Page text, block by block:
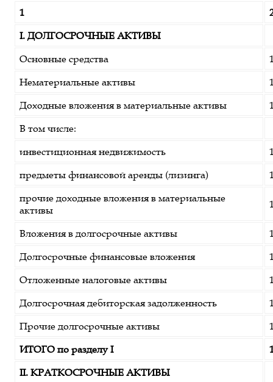
1
I. ДОЛГОСРОЧНЫЕ АКТИВЫ
Основные средства
Нематериальные активы
Доходные вложения в материальные активы
В том числе:
инвестиционная недвижимость
предметы финансовой аренды (лизинга)
прочие доходные вложения в материальные
активы
Вложения в долгосрочные активы
Долгосрочные финансовые вложения
Отложенные налоговые активы
Долгосрочная дебиторская задолженность
Прочие долгосрочные активы
ИТОГО по разделу I
II. КРАТКОСРОЧНЫЕ АКТИВЫ